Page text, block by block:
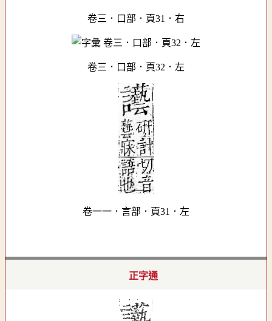
卷三．口部．頁31．右
卷三．口部．頁32．左
卷一一．言部．頁31．左
正字通